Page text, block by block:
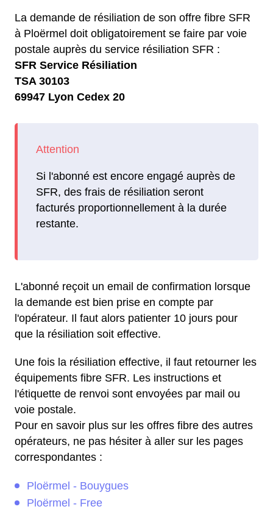
La demande de résiliation de son offre fibre SFR
à Ploërmel doit obligatoirement se faire par voie
postale auprès du service résiliation SFR :
SFR Service Résiliation
TSA 30103
69947 Lyon Cedex 20
Si l'abonné est encore engagé auprès de
SFR, des frais de résiliation seront
facturés proportionnellement à la durée
restante.
L'abonné reçoit un email de confirmation lorsque
la demande est bien prise en compte par
l'opérateur. Il faut alors patienter 10 jours pour
que la résiliation soit effective.
Une fois la résiliation effective, il faut retourner les
équipements fibre SFR. Les instructions et
l'étiquette de renvoi sont envoyées par mail ou
voie postale.
Pour en savoir plus sur les offres fibre des autres
opérateurs, ne pas hésiter à aller sur les pages
correspondantes :
Ploërmel - Bouygues
Ploërmel - Free